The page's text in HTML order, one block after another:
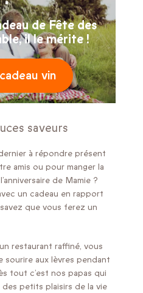
deFête des
il le mérite !
vin
saveurs
à répondre présent
amis ou pour manger la
de Mamie ?
un cadeau en rapport
que vous ferez un
restaurant raffiné, vous
sourire aux lèvres pendant
tout c’est nos papas qui
petits plaisirs de la vie